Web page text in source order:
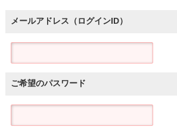
メールアドレス（ログインID）
ご希望のパスワード